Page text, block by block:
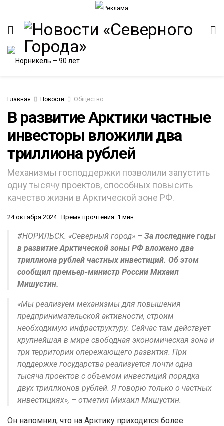
Главная Новости Общество
В развитие Арктики частные
инвесторы вложили два
триллиона рублей
Механизмы господдержки позволили запустить
одну тысячу проектов, способных повысить
качество жизни в Арктической зоне РФ.
24 октября 2024 Время прочтения: 1 мин.
#НОРИЛЬСК. «Северный город» – За последние годы
в развитие Арктической зоны РФ вложено два
триллиона рублей частных инвестиций. Об этом
сообщил премьер-министр России Михаил
Мишустин.
«Мы реализуем механизмы для повышения
предпринимательской активности, строим
необходимую инфраструктуру. Сейчас там действует
крупнейшая в мире свободная экономическая зона и
три территории опережающего развития. При
поддержке государства реализуется почти одна
тысяча проектов с объемом инвестиций порядка
двух триллионов рублей. Я говорю только о частных
инвестициях», – отметил Михаил Мишустин.
Он напомнил, что на Арктику приходится более